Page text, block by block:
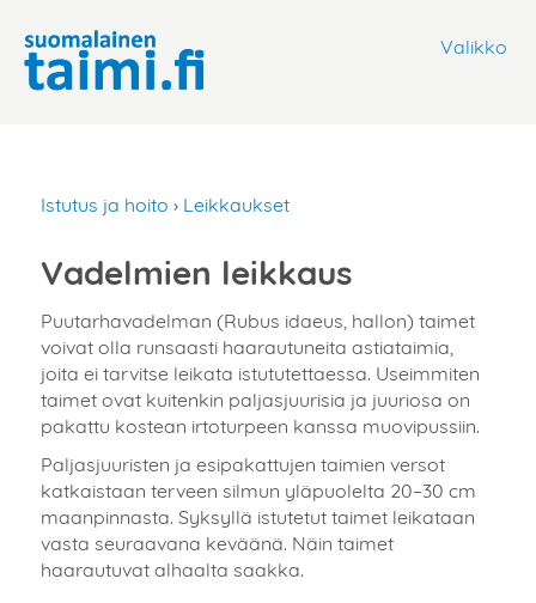
Valikko
Istutus ja hoito › Leikkaukset
Vadelmien leikkaus
Puutarhavadelman (Rubus idaeus, hallon) taimet
voivat olla runsaasti haarautuneita astiataimia,
joita ei tarvitse leikata istututettaessa. Useimmiten
taimet ovat kuitenkin paljasjuurisia ja juuriosa on
pakattu kostean irtoturpeen kanssa muovipussiin.
Paljasjuuristen ja esipakattujen taimien versot
katkaistaan terveen silmun yläpuolelta 20–30 cm
maanpinnasta. Syksyllä istutetut taimet leikataan
vasta seuraavana keväänä. Näin taimet
haarautuvat alhaalta saakka.